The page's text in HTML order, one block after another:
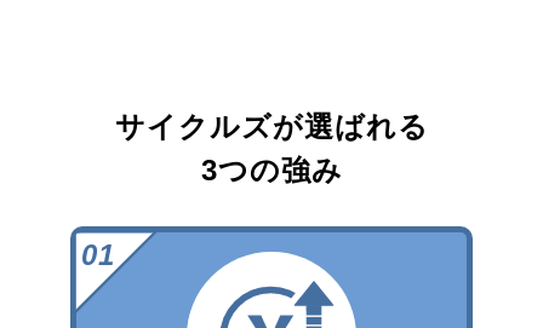
サイクルズが選ばれる
3つの強み